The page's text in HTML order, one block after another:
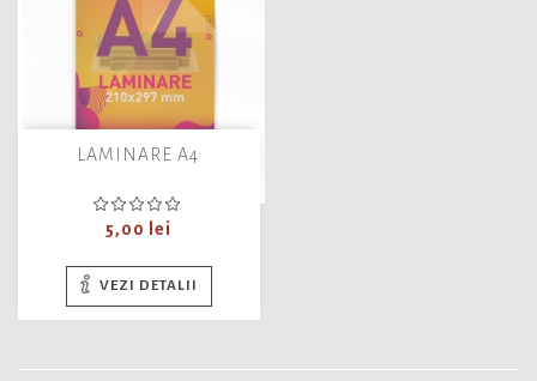
LAMINARE A4
Pret
5,00 lei
VEZI DETALII